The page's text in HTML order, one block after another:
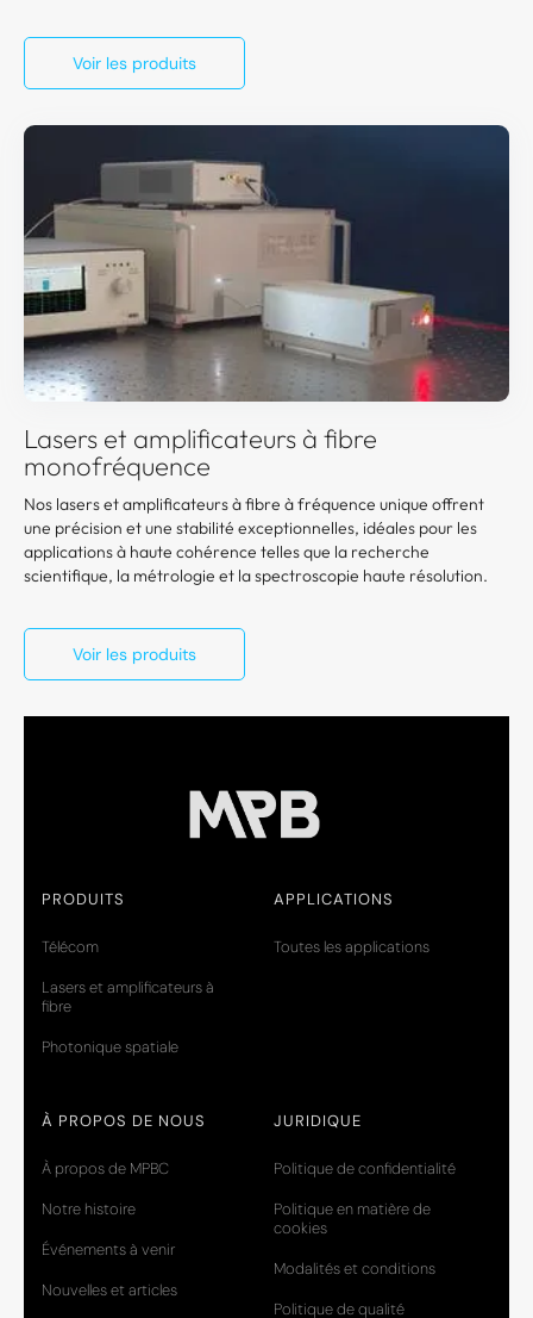
Voir les produits
Lasers et amplificateurs à fibre
monofréquence
Nos lasers et amplificateurs à fibre à fréquence unique offrent
une précision et une stabilité exceptionnelles, idéales pour les
applications à haute cohérence telles que la recherche
scientifique, la métrologie et la spectroscopie haute résolution.
Voir les produits
PRODUITS
Télécom
Lasers et amplificateurs à
fibre
Photonique spatiale
APPLICATIONS
Toutes les applications
À PROPOS DE NOUS
À propos de MPBC
Notre histoire
Événements à venir
Nouvelles et articles
JURIDIQUE
Politique de confidentialité
Politique en matière de
cookies
Modalités et conditions
Politique de qualité